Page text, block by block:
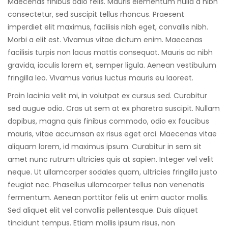
consectetur, sed suscipit tellus rhoncus. Praesent
imperdiet elit maximus, facilisis nibh eget, convallis nibh.
Morbi a elit est. Vivamus vitae dictum enim. Maecenas
facilisis turpis non lacus mattis consequat. Mauris ac nibh
gravida, iaculis lorem et, semper ligula. Aenean vestibulum
fringilla leo. Vivamus varius luctus mauris eu laoreet.
Proin lacinia velit mi, in volutpat ex cursus sed. Curabitur
sed augue odio. Cras ut sem at ex pharetra suscipit. Nullam
dapibus, magna quis finibus commodo, odio ex faucibus
mauris, vitae accumsan ex risus eget orci. Maecenas vitae
aliquam lorem, id maximus ipsum. Curabitur in sem sit
amet nunc rutrum ultricies quis at sapien. Integer vel velit
neque. Ut ullamcorper sodales quam, ultricies fringilla justo
feugiat nec. Phasellus ullamcorper tellus non venenatis
fermentum. Aenean porttitor felis ut enim auctor mollis.
Sed aliquet elit vel convallis pellentesque. Duis aliquet
tincidunt tempus. Etiam mollis ipsum risus, non